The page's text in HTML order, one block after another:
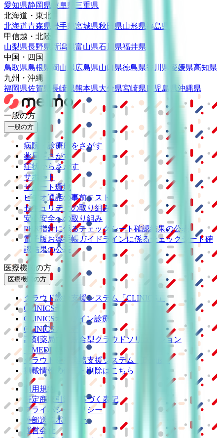
愛知県静岡県 岐阜県 三重県
北海道・東北
北海道青森県 岩手県 宮城県秋田県山形県 福島県
甲信越・北陸
山梨県長野県 新潟県富山県石川県福井県
中国・四国
鳥取県島根県 岡山県広島県山口県徳島県香川県 愛媛県高知県
九州・沖縄
福岡県佐賀県 長崎県熊本県大分県宮崎県鹿児島県沖縄県
一般の方
一般の方
病院・診療所をさがす
薬局をさがす
症状からさがす
サポート
サポート環境
ビデオ通話の事前テスト
セキュリティの取り組み
安心安全への取り組み
PHR指針に係るチェックシート確認結果の公表
電子版お薬手帳ガイドラインに係るチェックシート確
認結果の公表
医療機関の方
医療機関の方
クラウド診療 支援システム
「CLINICS」
CLINICS予約
CLINICSオンライン診療
CLINICSカルテ
調剤薬局向け統合型クラウドソリューション
「MEDIXS」
クラウド歯科業務支援システム
「Dentis」
掲載情報の修正・削除はこちら
利用規約
特定商取引法に基づく表記
プライバシーポリシー
外部送信ポリシー
運営会社